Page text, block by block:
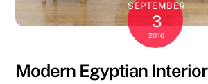
SEPTEMBER
3
2016
Modern Egyptian Interior